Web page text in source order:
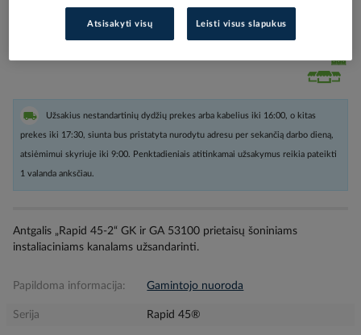
Įtraukti į palyginimą
Užsakius nestandartinių dydžių prekes arba kabelius iki 16:00, o kitas
prekes iki 17:30, siunta bus pristatyta nurodytu adresu per sekančią darbo dieną,
atsiėmimui skyriuje iki 9:00. Penktadieniais atitinkamai užsakymus reikia pateikti
1 valanda anksčiau.
Antgalis „Rapid 45-2“ GK ir GA 53100 prietaisų šoniniams
instaliaciniams kanalams užsandarinti.
Papildoma informacija: Gamintojo nuoroda
Serija Rapid 45®
Atsisakyti visų Leisti visus slapukus